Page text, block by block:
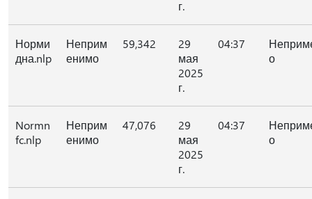
г.
Норми
дна.nlp
Неприм
енимо
59,342
29
мая
2025
г.
04:37
о
Normn
fc.nlp
Неприм
енимо
47,076
29
мая
2025
г.
04:37
о